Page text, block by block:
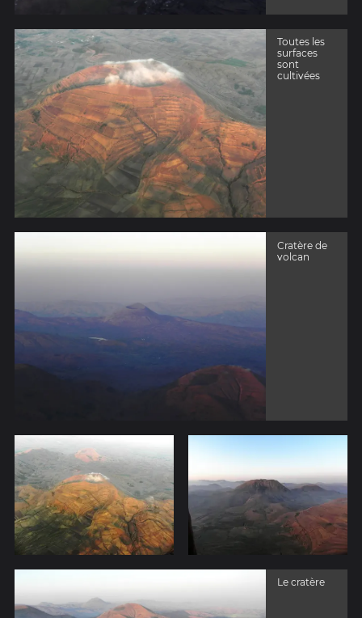
Toutes les
surfaces
sont
cultivées
Cratère de
volcan
Le cratère